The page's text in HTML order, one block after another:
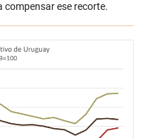
compensar ese recorte.